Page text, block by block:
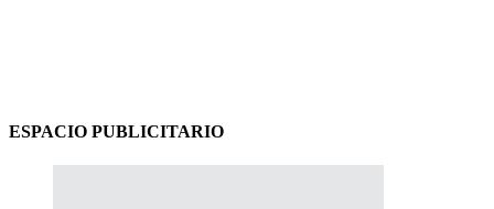
ESPACIO PUBLICITARIO